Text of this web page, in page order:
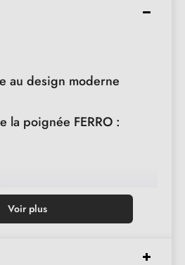
au design moderne
la poignée FERRO :
avec un chiffon doux
Voir plus